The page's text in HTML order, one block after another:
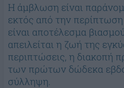
Η άμβλωση είναι
εκτός από την
είναι αποτέλεσμα
απειλείται η ζωή της
περιπτώσεις, η διακοπή
των πρώτων δώδεκα
σύλληψη.